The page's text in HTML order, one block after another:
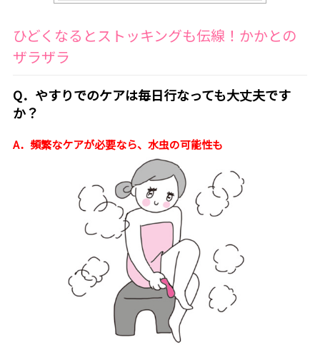
ひどくなるとストッキングも伝線！かかとの
ザラザラ
Q．やすりでのケアは毎日行なっても大丈夫です
か？
A．頻繁なケアが必要なら、水虫の可能性も